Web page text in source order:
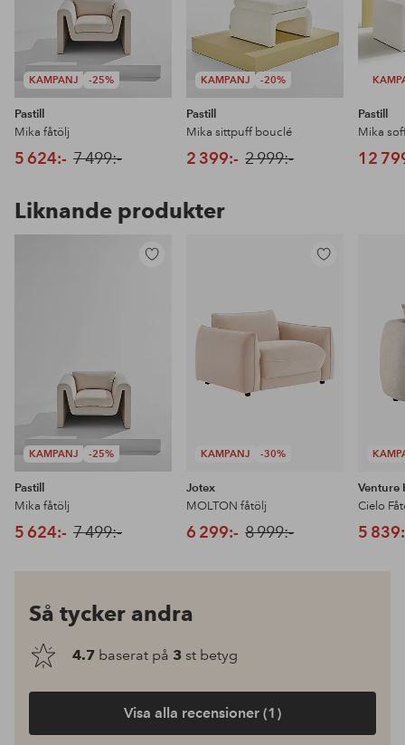
KAMPANJ -25%
Pastill
Mika fåtölj
5 624:- 7 499:-
KAMPANJ -20%
Pastill
Mika sittpuff bouclé
2 399:- 2 999:-
Pastill
Mika
12
Liknande produkter
KAMPANJ -25%
Pastill
Mika fåtölj
5 624:- 7 499:-
KAMPANJ -30%
Jotex
MOLTON fåtölj
6 299:- 8 999:-
Venture
Cielo
5
Så tycker andra
4.7 baserat på 3 st betyg
Visa alla recensioner (1)